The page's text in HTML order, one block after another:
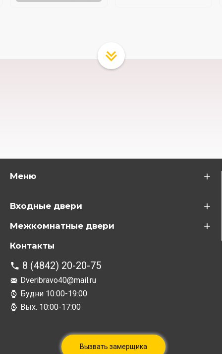
Меню
Входные двери
Межкомнатные двери
Контакты
8 (4842) 20-20-75
Dveribravo40@mail.ru
Будни 10:00-19:00
Вых. 10:00-17:00
Вызвать замерщика